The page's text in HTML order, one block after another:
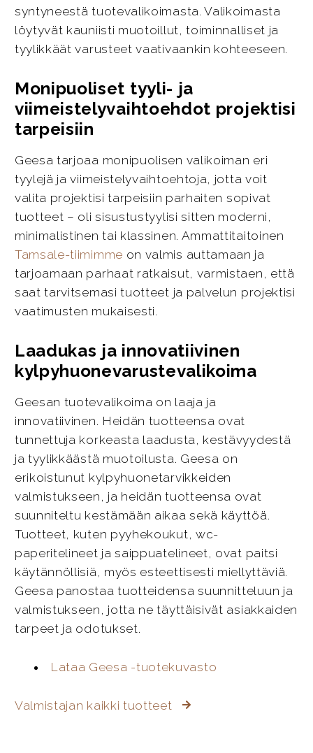
syntyneestä tuotevalikoimasta. Valikoimasta
löytyvät kauniisti muotoillut, toiminnalliset ja
tyylikkäät varusteet vaativaankin kohteeseen.
Monipuoliset tyyli- ja
viimeistelyvaihtoehdot projektisi
tarpeisiin
Geesa tarjoaa monipuolisen valikoiman eri
tyylejä ja viimeistelyvaihtoehtoja, jotta voit
valita projektisi tarpeisiin parhaiten sopivat
tuotteet – oli sisustustyylisi sitten moderni,
minimalistinen tai klassinen. Ammattitaitoinen
Tamsale-tiimimme on valmis auttamaan ja
tarjoamaan parhaat ratkaisut, varmistaen, että
saat tarvitsemasi tuotteet ja palvelun projektisi
vaatimusten mukaisesti.
Laadukas ja innovatiivinen
kylpyhuonevarustevalikoima
Geesan tuotevalikoima on laaja ja
innovatiivinen. Heidän tuotteensa ovat
tunnettuja korkeasta laadusta, kestävyydestä
ja tyylikkäästä muotoilusta. Geesa on
erikoistunut kylpyhuonetarvikkeiden
valmistukseen, ja heidän tuotteensa ovat
suunniteltu kestämään aikaa sekä käyttöä.
Tuotteet, kuten pyyhekoukut, wc-
paperitelineet ja saippuatelineet, ovat paitsi
käytännöllisiä, myös esteettisesti miellyttäviä.
Geesa panostaa tuotteidensa suunnitteluun ja
valmistukseen, jotta ne täyttäisivät asiakkaiden
tarpeet ja odotukset.
Lataa Geesa -tuotekuvasto
Valmistajan kaikki tuotteet